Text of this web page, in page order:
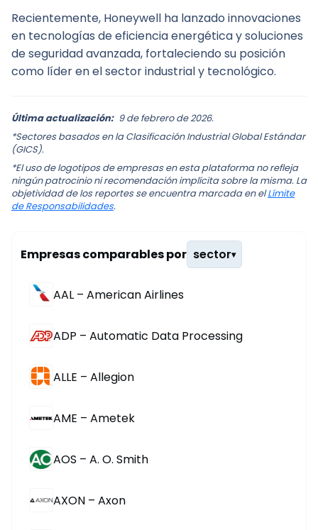
Recientemente, Honeywell ha lanzado innovaciones
en tecnologías de eficiencia energética y soluciones
de seguridad avanzada, fortaleciendo su posición
como líder en el sector industrial y tecnológico.
Última actualización: 9 de febrero de 2026.
*Sectores basados en la Clasificación Industrial Global Estándar
(GICS).
*El uso de logotipos de empresas en esta plataforma no refleja
ningún patrocinio ni recomendación implícita sobre la misma. La
objetividad de los reportes se encuentra marcada en elLímite
de Responsabilidades.
Empresas comparables por sector▾
AAL – American Airlines
ADP – Automatic Data Processing
ALLE – Allegion
AME – Ametek
AOS – A. O. Smith
AXON – Axon